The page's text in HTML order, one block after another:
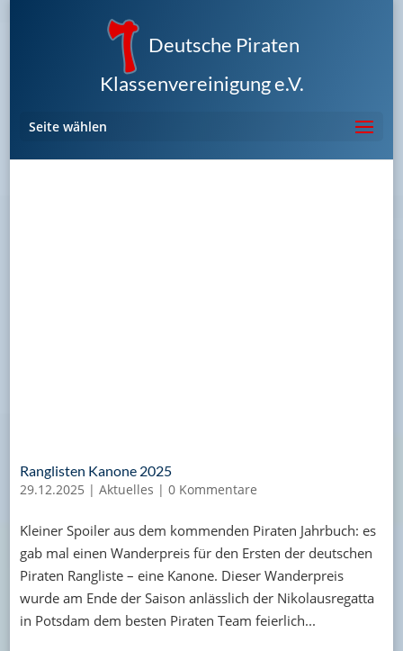
Deutsche Piraten
Klassenvereinigung e.V.
Seite wählen
Ranglisten Kanone 2025
29.12.2025 | Aktuelles | 0 Kommentare
Kleiner Spoiler aus dem kommenden Piraten Jahrbuch: es
gab mal einen Wanderpreis für den Ersten der deutschen
Piraten Rangliste – eine Kanone. Dieser Wanderpreis
wurde am Ende der Saison anlässlich der Nikolausregatta
in Potsdam dem besten Piraten Team feierlich...